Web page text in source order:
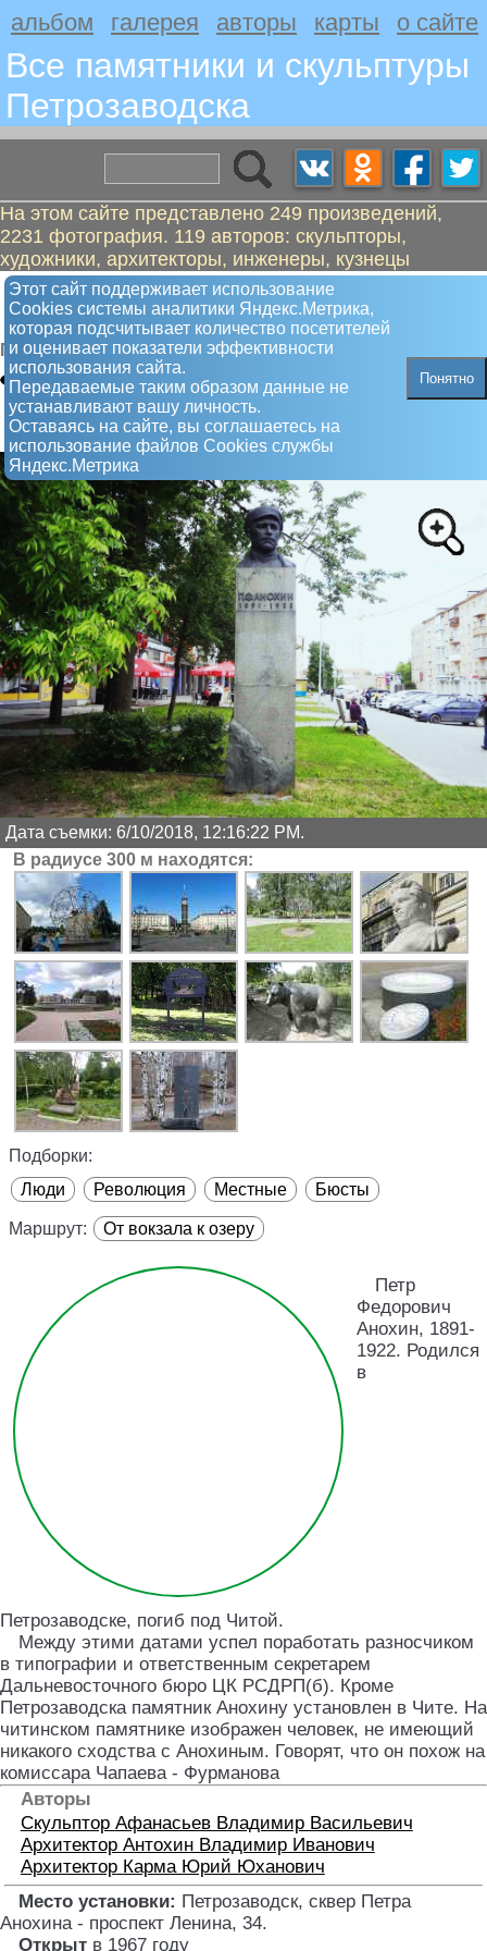
альбом галерея авторы карты о сайте
Все памятники и скульптуры
Петрозаводскa
На этом сайте представлено 249 произведений,
2231 фотография. 119 авторов: скульпторы,
художники, архитекторы, инженеры, кузнецы
Этот сайт поддерживает использование
Сookies системы аналитики Яндекс.Метрика,
которая подсчитывает количество посетителей
и оценивает показатели эффективности
использования сайта.
Передаваемые таким образом данные не
устанавливают вашу личность.
Оставаясь на сайте, вы соглашаетесь на
использование файлов Сookies службы
Яндекс.Метрика
Понятно
Анохин Пётр Фёдорович,
революционер
Памятник
Дата съемки: 6/10/2018, 12:16:22 PM.
В радиусе 300 м находятся:
Подборки:
Люди
Революция Местные Бюсты
Маршрут: От вокзала к озеру
Петр
Федорович
Анохин, 1891-
1922. Родился
в
Петрозаводске, погиб под Читой.
Между этими датами успел поработать разносчиком
в типографии и ответственным секретарем
Дальневосточного бюро ЦК РСДРП(б). Кроме
Петрозаводска памятник Анохину установлен в Чите. На
читинском памятнике изображен человек, не имеющий
никакого сходства с Анохиным. Говорят, что он похож на
комиссара Чапаева - Фурманова
Авторы
Скульптор Афанасьев Владимир Васильевич
Архитектор Антохин Владимир Иванович
Архитектор Карма Юрий Юханович
Место установки: Петрозаводск, сквер Петра
Анохина - проспект Ленина, 34.
Открыт в 1967 году